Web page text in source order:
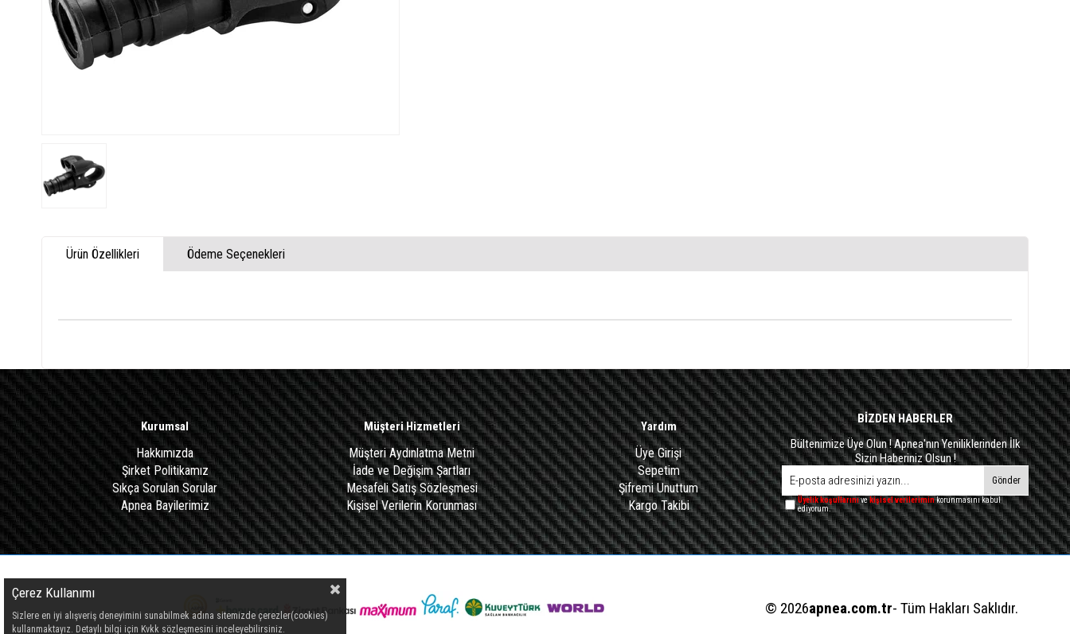
Ürün Özellikleri Ödeme Seçenekleri
Kurumsal
Hakkımızda
Şirket Politikamız
Sıkça Sorulan Sorular
Apnea Bayilerimiz
Müşteri Hizmetleri
Müşteri Aydınlatma Metni
İade ve Değişim Şartları
Mesafeli Satış Sözleşmesi
Kişisel Verilerin Korunması
Yardım
Üye Girişi
Sepetim
Şifremi Unuttum
Kargo Takibi
BİZDEN HABERLER
Bültenimize Üye Olun ! Apnea'nın Yeniliklerinden İlk
Sizin Haberiniz Olsun !
Gönder
Üyelik koşullarınıvekişisel verileriminkorunmasını kabul
ediyorum.
© 2026apnea.com.tr- Tüm Hakları Saklıdır.
Çerez Kullanımı
Sizlere en iyi alışveriş deneyimini sunabilmek adına sitemizde çerezler(cookies)
kullanmaktayız. Detaylı bilgi için Kvkk sözleşmesini inceleyebilirsiniz.